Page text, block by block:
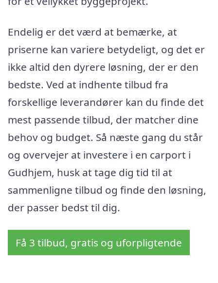
Endelig er det værd at bemærke, at
priserne kan variere betydeligt, og det er
ikke altid den dyrere løsning, der er den
bedste. Ved at indhente tilbud fra
forskellige leverandører kan du finde det
mest passende tilbud, der matcher dine
behov og budget. Så næste gang du står
og overvejer at investere i en carport i
Gudhjem, husk at tage dig tid til at
sammenligne tilbud og finde den løsning,
der passer bedst til dig.
Få 3 tilbud, gratis og uforpligtende